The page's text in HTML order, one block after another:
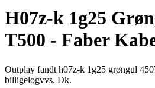
H07z-k 1g25
T500 - Faber
Outplay fandt h07z-k 1g25 grøngul
billigelogvvs. Dk.